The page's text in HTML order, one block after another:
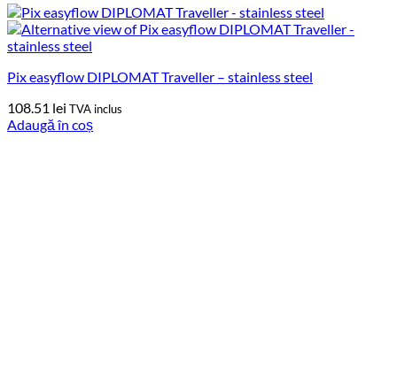
Pix easyflow DIPLOMAT Traveller – stainless steel
108.51 lei TVA inclus
Adaugă în coș